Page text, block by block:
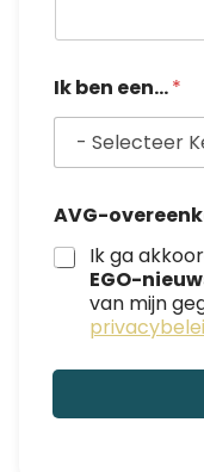
N
a
m
Ik ben een...*
AVG-
Ik ga
EGO-
van mijn